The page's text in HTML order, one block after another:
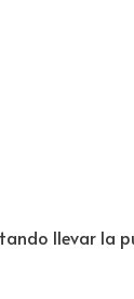
llevar la